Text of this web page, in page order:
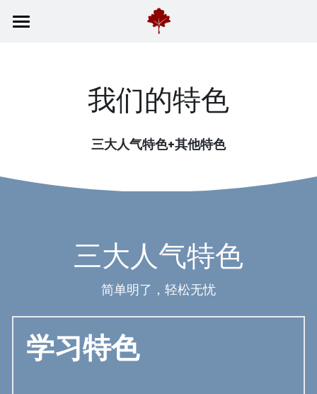
我们的特色
三大人气特色+其他特色
三大人气特色
简单明了，轻松无忧
学习特色